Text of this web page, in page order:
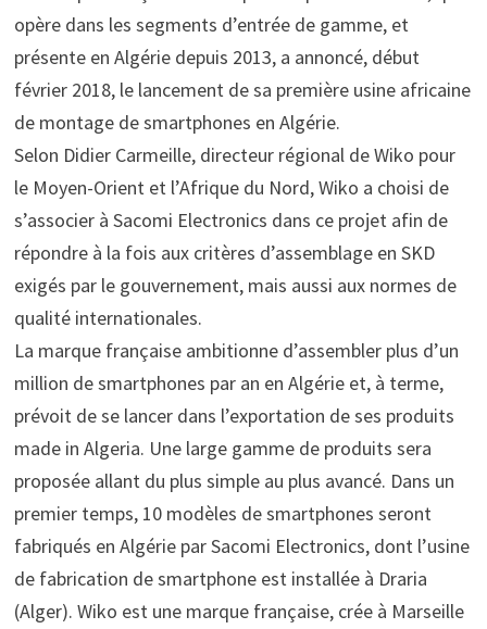
opère dans les segments d’entrée de gamme, et
présente en Algérie depuis 2013, a annoncé, début
février 2018, le lancement de sa première usine africaine
de montage de smartphones en Algérie.
Selon Didier Carmeille, directeur régional de Wiko pour
le Moyen-Orient et l’Afrique du Nord, Wiko a choisi de
s’associer à Sacomi Electronics dans ce projet afin de
répondre à la fois aux critères d’assemblage en SKD
exigés par le gouvernement, mais aussi aux normes de
qualité internationales.
La marque française ambitionne d’assembler plus d’un
million de smartphones par an en Algérie et, à terme,
prévoit de se lancer dans l’exportation de ses produits
made in Algeria. Une large gamme de produits sera
proposée allant du plus simple au plus avancé. Dans un
premier temps, 10 modèles de smartphones seront
fabriqués en Algérie par Sacomi Electronics, dont l’usine
de fabrication de smartphone est installée à Draria
(Alger). Wiko est une marque française, crée à Marseille